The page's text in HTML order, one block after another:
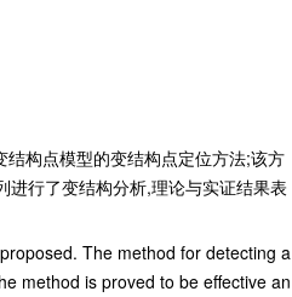
构点模型的变结构点定位方法;该方
进行了变结构分析,理论与实证结果表
The method for detecting a
method is proved to be effective an